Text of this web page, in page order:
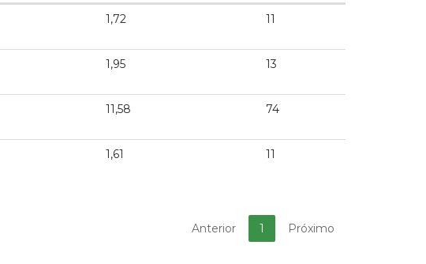
1,72 11
1,95 13
11,58 74
1,61 11
Anterior 1 Próximo